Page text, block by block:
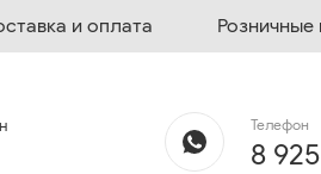
и оплата Розничные
Телефон
8